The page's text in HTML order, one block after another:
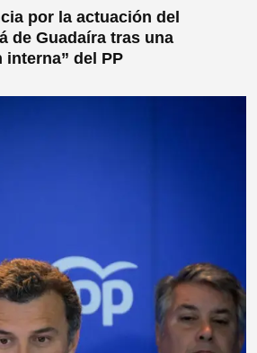
por la actuación del
de Guadaíra tras una
del PP